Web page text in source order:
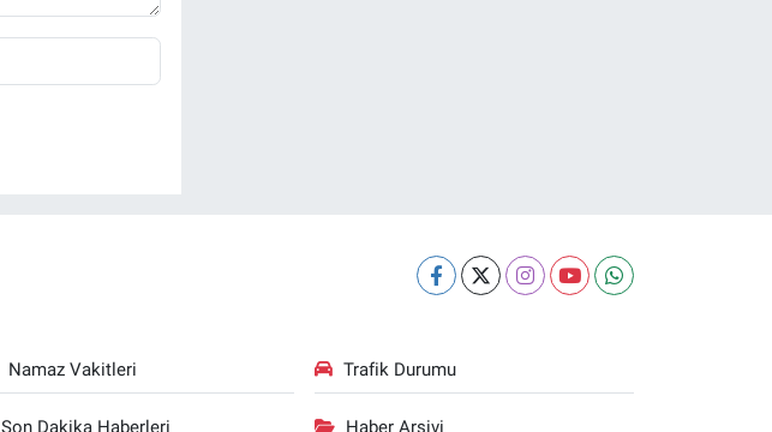
Namaz Vakitleri Trafik Durumu
Son Dakika Haberleri Haber Arşivi